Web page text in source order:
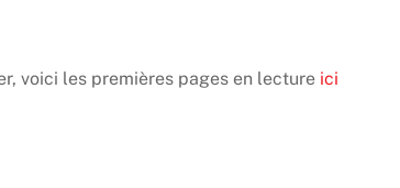
voici les premières pages en lecture ici